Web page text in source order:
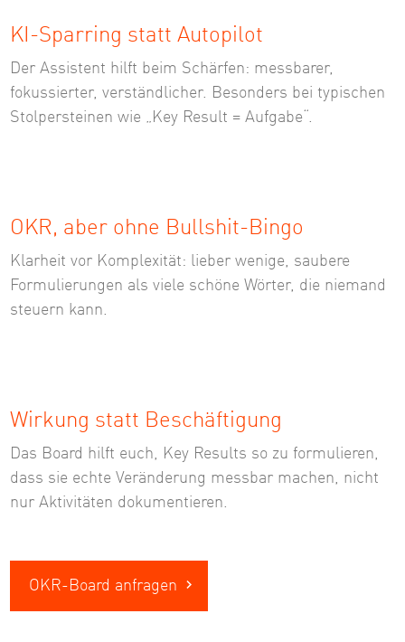
KI-Sparring statt Autopilot
Der Assistent hilft beim Schärfen: messbarer,
fokussierter, verständlicher. Besonders bei typischen
Stolpersteinen wie „Key Result = Aufgabe“.
OKR, aber ohne Bullshit-Bingo
Klarheit vor Komplexität: lieber wenige, saubere
Formulierungen als viele schöne Wörter, die niemand
steuern kann.
Wirkung statt Beschäftigung
Das Board hilft euch, Key Results so zu formulieren,
dass sie echte Veränderung messbar machen, nicht
nur Aktivitäten dokumentieren.
OKR-Board anfragen